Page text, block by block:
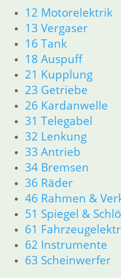
12 Motorelektrik
13 Vergaser
16 Tank
18 Auspuff
21 Kupplung
23 Getriebe
26 Kardanwelle
31 Telegabel
32 Lenkung
33 Antrieb
34 Bremsen
36 Räder
46 Rahmen &
51 Spiegel &
61
62 Instrumente
63 Scheinwerfer
33 Antrieb
34 Bremsen
36 Räder
46 Rahmen &
51 Spiegel &
61
62
63